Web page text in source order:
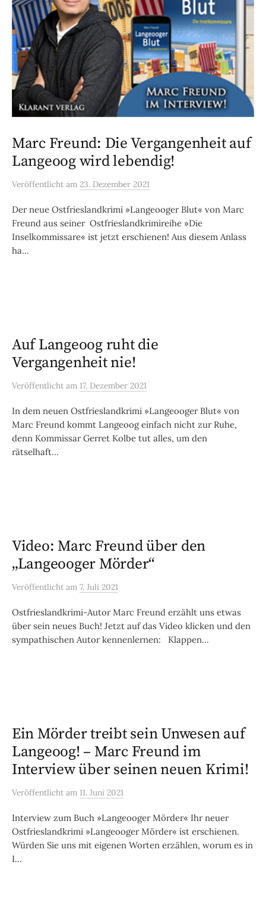
Marc Freund: Die Vergangenheit auf
Langeoog wird lebendig!
Veröffentlicht am 23. Dezember 2021
Der neue Ostfrieslandkrimi »Langeooger Blut« von Marc
Freund aus seiner Ostfrieslandkrimireihe »Die
Inselkommissare« ist jetzt erschienen! Aus diesem Anlass
ha...
Auf Langeoog ruht die
Vergangenheit nie!
Veröffentlicht am 17. Dezember 2021
In dem neuen Ostfrieslandkrimi »Langeooger Blut« von
Marc Freund kommt Langeoog einfach nicht zur Ruhe,
denn Kommissar Gerret Kolbe tut alles, um den
rätselhaft...
Video: Marc Freund über den
„Langeooger Mörder“
Veröffentlicht am 7. Juli 2021
Ostfrieslandkrimi-Autor Marc Freund erzählt uns etwas
über sein neues Buch! Jetzt auf das Video klicken und den
sympathischen Autor kennenlernen: Klappen...
Ein Mörder treibt sein Unwesen auf
Langeoog! – Marc Freund im
Interview über seinen neuen Krimi!
Veröffentlicht am 11. Juni 2021
Interview zum Buch »Langeooger Mörder« Ihr neuer
Ostfrieslandkrimi »Langeooger Mörder« ist erschienen.
Würden Sie uns mit eigenen Worten erzählen, worum es in
I...